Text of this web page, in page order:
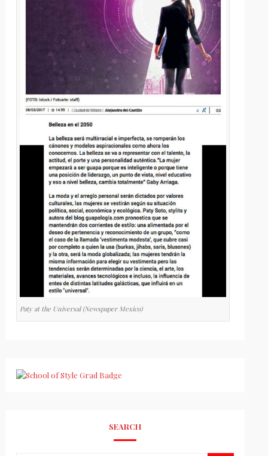
Paty at the Universal (Newspaper Mexico)
SEARCH